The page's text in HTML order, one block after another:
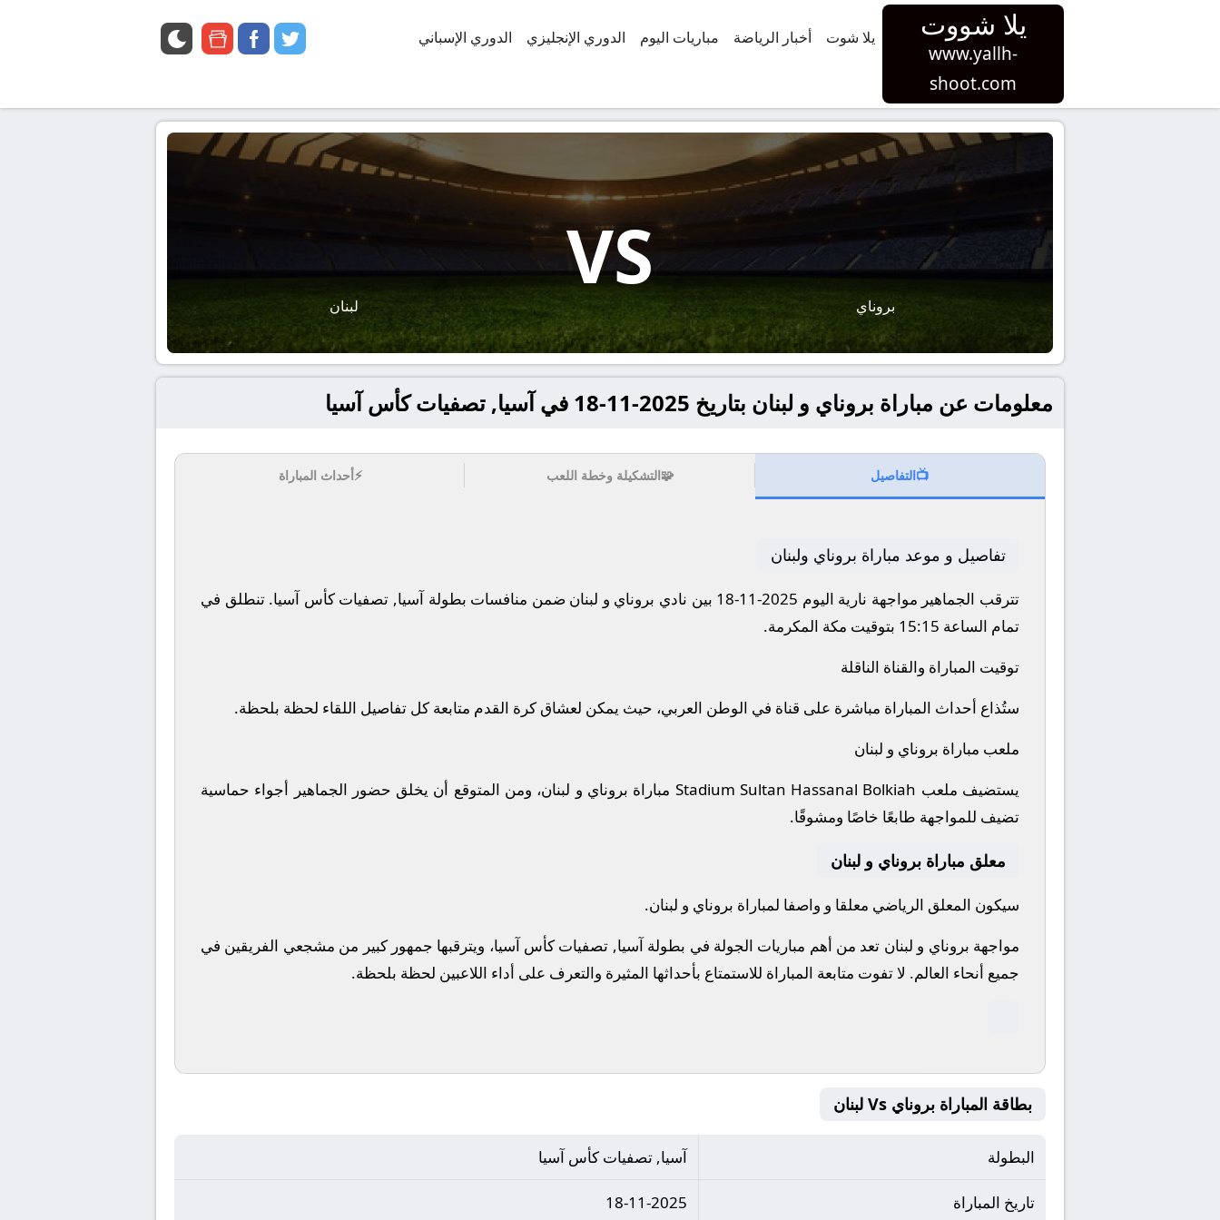
يلا شووت
www.yallh-
shoot.com
يلا شوت أخبار الرياضة مباريات اليوم الدوري الإنجليزي الدوري الإسباني twitter
facebook
google
بروناي
VS
لبنان
معلومات عن مباراة بروناي و لبنان بتاريخ 2025-11-18 في آسيا, تصفيات كأس آسيا
📺التفاصيل 🧩التشكيلة وخطة اللعب ⚡أحداث المباراة
تفاصيل و موعد مباراة بروناي ولبنان
تترقب الجماهير مواجهة نارية اليوم 2025-11-18 بين نادي بروناي و لبنان ضمن منافسات بطولة آسيا, تصفيات كأس آسيا.
تنطلق في
تمام الساعة 15:15 بتوقيت مكة المكرمة.
توقيت المباراة والقناة الناقلة
ستُذاع أحداث المباراة مباشرة على قناة في الوطن العربي، حيث يمكن لعشاق كرة القدم متابعة كل تفاصيل اللقاء لحظة بلحظة.
ملعب مباراة بروناي و لبنان
يستضيف ملعب Stadium Sultan Hassanal Bolkiah مباراة بروناي و لبنان، ومن المتوقع أن يخلق حضور الجماهير أجواء حماسية
تضيف للمواجهة طابعًا خاصًا ومشوقًا.
معلق مباراة بروناي و لبنان
سيكون المعلق الرياضي معلقا و واصفا لمباراة بروناي و لبنان.
مواجهة بروناي و لبنان تعد من أهم مباريات الجولة في بطولة آسيا, تصفيات كأس آسيا، ويترقبها جمهور كبير من مشجعي الفريقين في
جميع أنحاء العالم. لا تفوت متابعة المباراة للاستمتاع بأحداثها المثيرة والتعرف على أداء اللاعبين لحظة بلحظة.
بطاقة المباراة بروناي Vs لبنان
البطولة آسيا, تصفيات كأس آسيا
تاريخ المباراة 18-11-2025